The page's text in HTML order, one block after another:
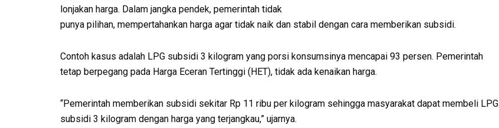
lonjakan harga. Dalam jangka pendek, pemerintah tidak
punya pilihan, mempertahankan harga agar tidak naik dan stabil dengan cara memberikan subsidi.
Contoh kasus adalah LPG subsidi 3 kilogram yang porsi konsumsinya mencapai 93 persen. Pemerintah
tetap berpegang pada Harga Eceran Tertinggi (HET), tidak ada kenaikan harga.
“Pemerintah memberikan subsidi sekitar Rp 11 ribu per kilogram sehingga masyarakat dapat membeli LPG
subsidi 3 kilogram dengan harga yang terjangkau,” ujarnya.